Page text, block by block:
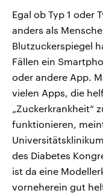
Egal ob Typ 1 oder
anders als
Blutzuckerspiegel
Fällen ein
oder andere App.
vielen Apps, die
„Zuckerkrankheit“
funktionieren,
des Diabetes
ist da eine
vorneherein gut